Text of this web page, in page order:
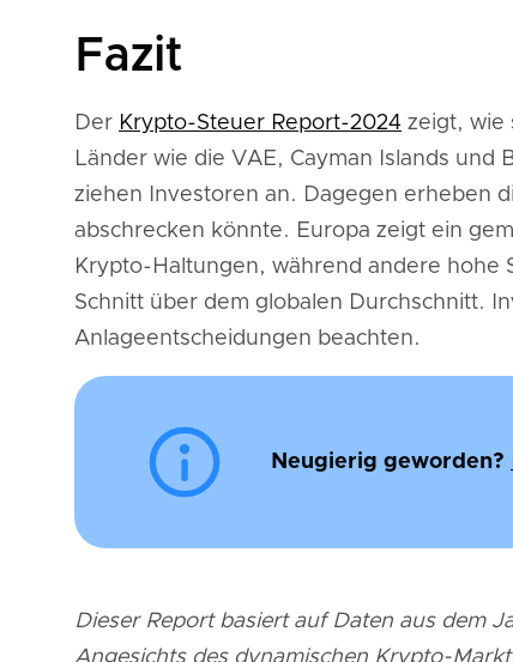
Fazit
Der Krypto-Steuer Report-2024 zeigt, wie
Länder wie die VAE, Cayman Islands
ziehen Investoren an. Dagegen erheben
abschrecken könnte. Europa zeigt ein
Krypto-Haltungen, während andere hohe
Schnitt über dem globalen Durchschnitt.
Anlageentscheidungen beachten.
Neugierig geworden?
Dieser Report basiert auf Daten aus dem
Angesichts des dynamischen Krypto-